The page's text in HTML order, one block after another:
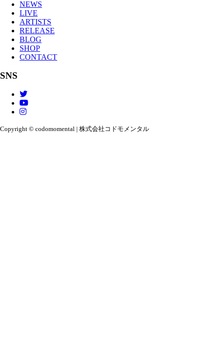
NEWS
LIVE
ARTISTS
RELEASE
BLOG
SHOP
CONTACT
SNS
Copyright © codomomental | 株式会社コドモメンタル